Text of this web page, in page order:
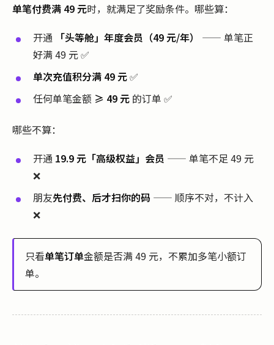
单笔付费满 49 元时，就满足了奖励条件。哪些算：
开通 「头等舱」年度会员（49 元/年）
—— 单笔正
好满 49 元 ✅
单次充值积分满 49 元✅
任何单笔金额 ≥ 49 元 的订单 ✅
哪些不算：
开通 19.9 元「高级权益」会员 —— 单笔不足 49 元
❌
朋友先付费、后才扫你的码 —— 顺序不对，不计入
❌
只看单笔订单金额是否满 49 元，不累加多笔小额订
单。